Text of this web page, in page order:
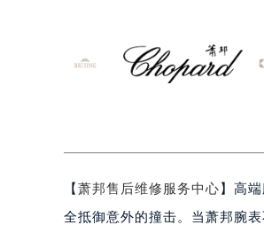
盐城市盐都区
泰州市海陵区
宁波市江北区
嘉兴市南湖区
南昌市红谷滩
【萧邦售后维修服务中心】高
全抵御意外的撞击。当萧邦腕